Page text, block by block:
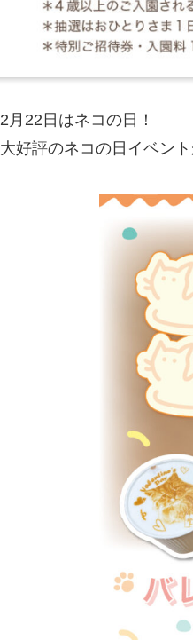
2月22日はネコの日！
大好評のネコの日イベン